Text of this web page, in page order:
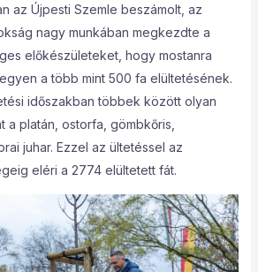
az Újpesti Szemle beszámolt, az
nagy munkában megkezdte a
előkészületeket, hogy mostanra
a több mint 500 fa elültetésének.
időszakban többek között olyan
a platán, ostorfa, gömbkőris,
juhar. Ezzel az ültetéssel az
eléri a 2774 elültetett fát.